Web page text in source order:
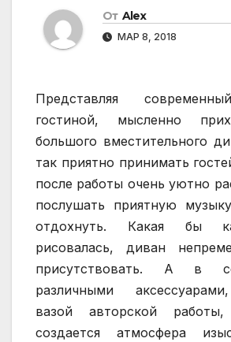
От Alex
МАР 8, 2018
Представляя
гостиной, мысленно
большого вместительного
так приятно принимать
после работы очень уютно
послушать приятную
отдохнуть. Какая бы
рисовалась, диван
присутствовать. А в
различными
вазой авторской
создается атмосфера